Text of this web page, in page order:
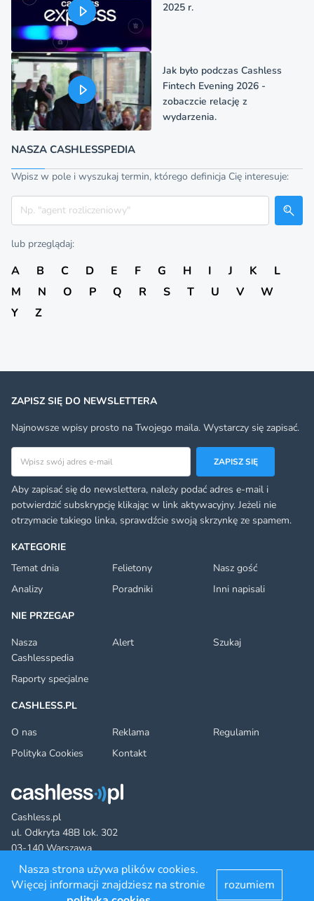
2025 r.
Jak było podczas Cashless
Fintech Evening 2026 -
zobaczcie relację z
wydarzenia.
NASZA CASHLESSPEDIA
Wpisz w pole i wyszukaj termin, którego definicja Cię interesuje:
Szukaj
lub przeglądaj:
A B C D E F G H I J K
L
M
N O P Q R S T U V
W
Y
Z
Cashless.pl
ul. Odkryta 48B lok. 302
03-140 Warszawa
FacebookTwitterYouTubeLinkedInRSS
©2022 cashless.pl. All rights reserved.
KATEGORIE
Temat dnia
Felietony
Nasz gość
Analizy
Poradniki
Inni napisali
NIE PRZEGAP
Nasza
Cashlesspedia
Alert Szukaj
Raporty specjalne
CASHLESS.PL
O nas
Reklama
Regulamin
Polityka Cookies
Kontakt
ZAPISZ SIĘ DO NEWSLETTERA
Najnowsze wpisy prosto na Twojego maila. Wystarczy się zapisać.
ZAPISZ SIĘ
Aby zapisać się do newslettera, należy podać adres e-mail i
potwierdzić subskrypcję klikając w link aktywacyjny. Jeżeli nie
otrzymacie takiego linka, sprawdźcie swoją skrzynkę ze spamem.
Nasza strona używa plików cookies.
Więcej informacji znajdziesz na stronie
rozumiem